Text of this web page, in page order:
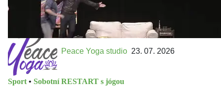
Peace Yoga studio 23. 07. 2026
Sport • Sobotní RESTART s jógou